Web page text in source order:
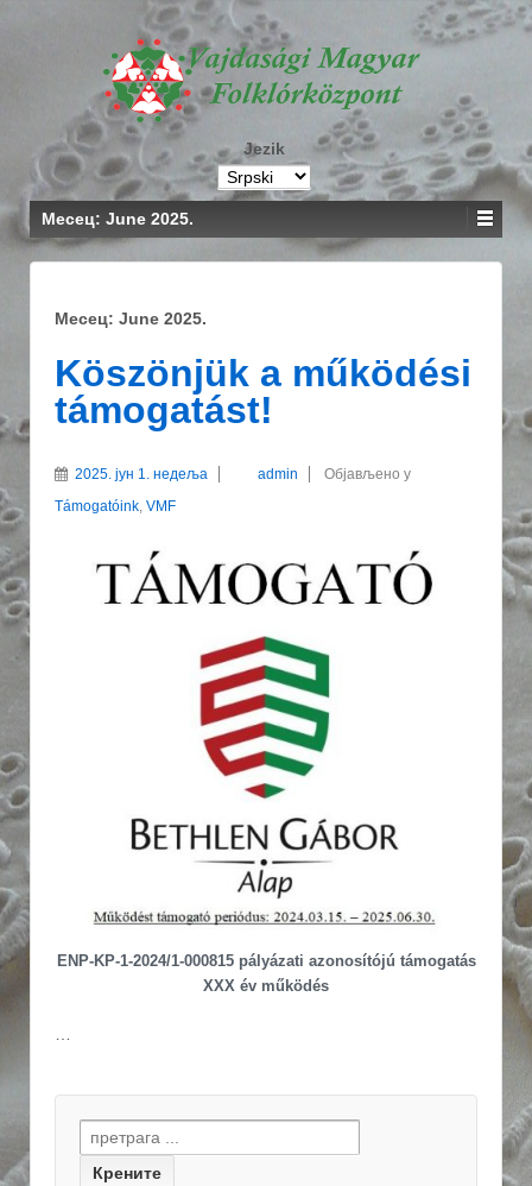
Jezik
Месец: June 2025.
Месец: June 2025.
Köszönjük a működési
támogatást!
2025. јун 1. недеља admin
Објављено у
Támogatóink, VMF
ENP-KP-1-2024/1-000815 pályázati azonosítójú támogatás
XXX év működés
Search for: